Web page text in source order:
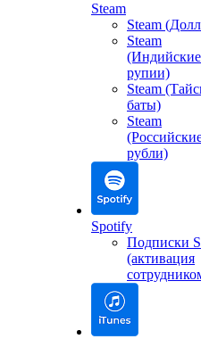
Steam
Steam
Steam
(Индийские
рупии)
Steam
баты)
Steam
рубли)
Spotify
Подписки
(активация